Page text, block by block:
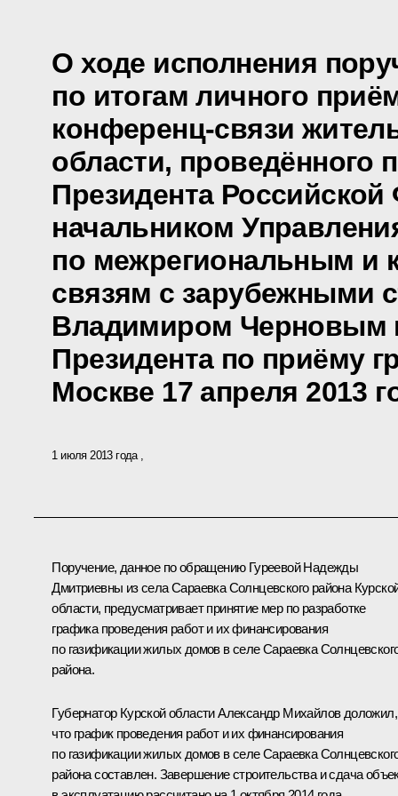
О ходе исполнения
по итогам личного
конференц-связи
области, проведённого
Президента
начальником
по межрегиональным и
связям с зарубежными
Владимиром Черновым
Президента по приёму
Москве 17 апреля 2013
1 июля 2013 года
Поручение, данное по обращению Гуреевой Надежды
Дмитриевны из села Сараевка Солнцевского района
области, предусматривает принятие мер по разработке
графика проведения работ и их финансирования
по газификации жилых домов в селе Сараевка
района.
Губернатор Курской области Александр Михайлов доложил,
что график проведения работ и их финансирования
по газификации жилых домов в селе Сараевка
района составлен. Завершение строительства и сдача